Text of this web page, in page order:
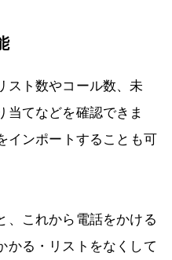
スト数やコール数、未
当てなどを確認できま
インポートすることも可
、これから電話をかける
かる・リストをなくして